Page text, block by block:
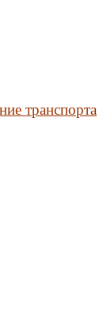
транспорта